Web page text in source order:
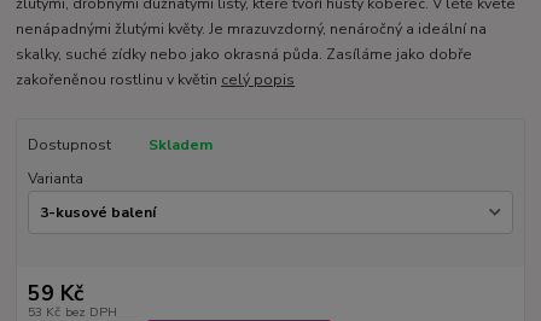
nenápadnými žlutými květy. Je mrazuvzdorný, nenáročný a ideální na
skalky, suché zídky nebo jako okrasná půda. Zasíláme jako dobře
zakořeněnou rostlinu v květin celý popis
Dostupnost
Skladem
Varianta
59 Kč
53 Kč bez DPH